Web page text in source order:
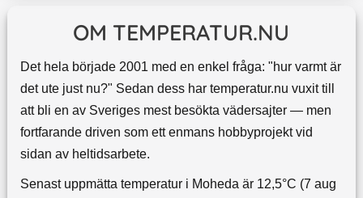
OM TEMPERATUR.NU
Det hela började 2001 med en enkel fråga: "hur varmt är
det ute just nu?" Sedan dess har temperatur.nu vuxit till
att bli en av Sveriges mest besökta vädersajter — men
fortfarande driven som ett enmans hobbyprojekt vid
sidan av heltidsarbete.
Senast uppmätta temperatur i Moheda är 12,5°C (7 aug